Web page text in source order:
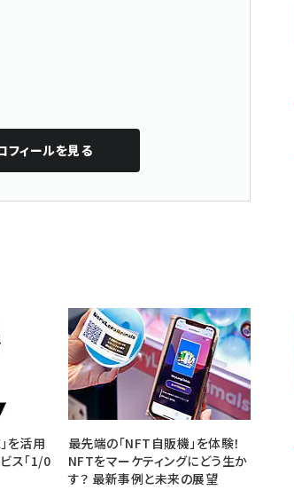
フィールを見る
を活用
ス「1/0
最先端の「NFT自販機」を体験！
NFTをマーケティングにどう生か
す？ 最新事例と未来の展望